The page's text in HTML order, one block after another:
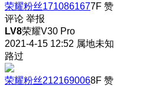
荣耀粉丝1710861677F 赞
评论 举报
LV8荣耀V30 Pro
2021-4-15 12:52 属地未知
路过
荣耀粉丝2121690068F 赞